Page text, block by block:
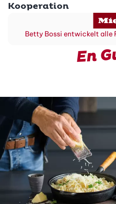
Kooperation
Betty Bossi entwickelt alle
En